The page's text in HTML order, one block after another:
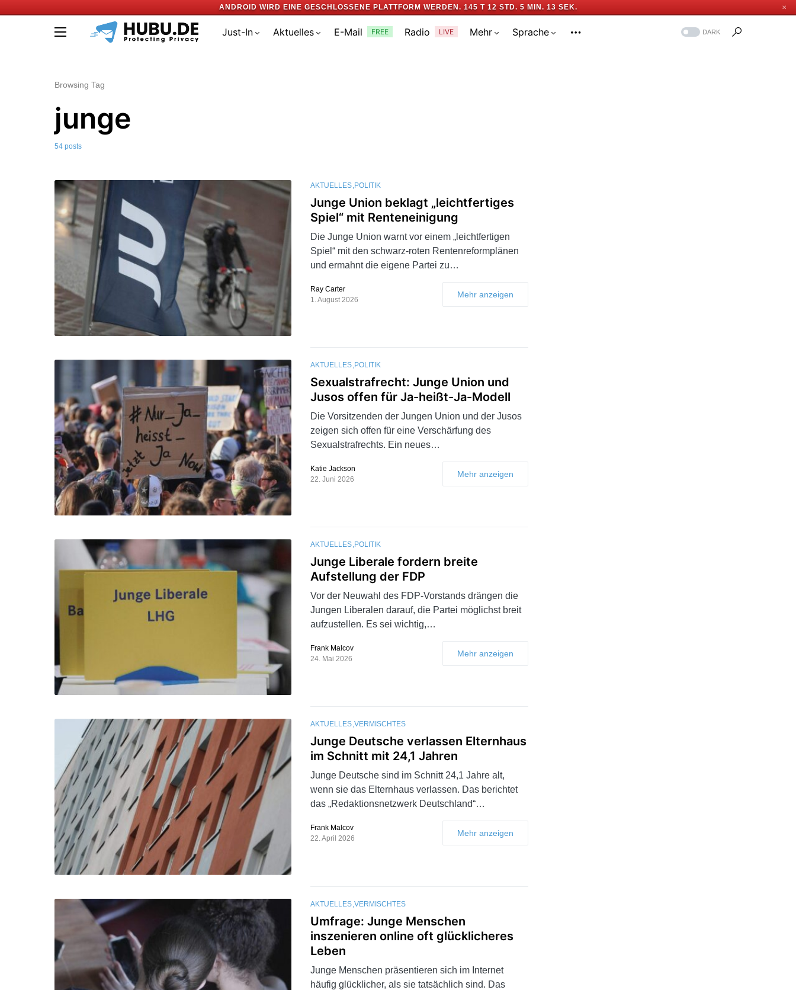
ANDROID WIRD EINE GESCHLOSSENE PLATTFORM WERDEN. 145 T 12 STD. 5 MIN. 12 SEK. ✕
Just-In Aktuelles E-Mail FREE Radio LIVE Mehr Sprache DARK
Browsing Tag
junge
54 posts
AKTUELLES POLITIK
Junge Union beklagt „leichtfertiges
Spiel“ mit Renteneinigung
Die Junge Union warnt vor einem „leichtfertigen
Spiel“ mit den schwarz-roten Rentenreformplänen
und ermahnt die eigene Partei zu…
Ray Carter
1. August 2026
Mehr anzeigen
AKTUELLES POLITIK
Sexualstrafrecht: Junge Union und
Jusos offen für Ja-heißt-Ja-Modell
Die Vorsitzenden der Jungen Union und der Jusos
zeigen sich offen für eine Verschärfung des
Sexualstrafrechts. Ein neues…
Katie Jackson
22. Juni 2026
Mehr anzeigen
AKTUELLES POLITIK
Junge Liberale fordern breite
Aufstellung der FDP
Vor der Neuwahl des FDP-Vorstands drängen die
Jungen Liberalen darauf, die Partei möglichst breit
aufzustellen. Es sei wichtig,…
Frank Malcov
24. Mai 2026
Mehr anzeigen
AKTUELLES VERMISCHTES
Junge Deutsche verlassen Elternhaus
im Schnitt mit 24,1 Jahren
Junge Deutsche sind im Schnitt 24,1 Jahre alt,
wenn sie das Elternhaus verlassen. Das berichtet
das „Redaktionsnetzwerk Deutschland“…
Frank Malcov
22. April 2026
Mehr anzeigen
AKTUELLES VERMISCHTES
Umfrage: Junge Menschen
inszenieren online oft glücklicheres
Leben
Junge Menschen präsentieren sich im Internet
häufig glücklicher, als sie tatsächlich sind. Das